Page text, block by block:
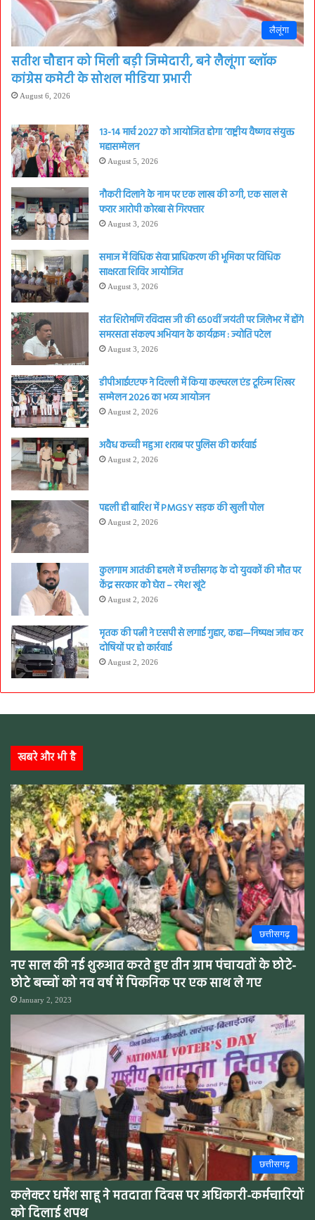
लैलूंगा
सतीश चौहान को मिली बड़ी जिम्मेदारी, बने लैलूंगा ब्लॉक
कांग्रेस कमेटी के सोशल मीडिया प्रभारी
August 6, 2026
13-14 मार्च 2027 को आयोजित होगा ‘राष्ट्रीय वैष्णव संयुक्त
महासम्मेलन
August 5, 2026
नौकरी दिलाने के नाम पर एक लाख की ठगी, एक साल से
फरार आरोपी कोरबा से गिरफ्तार
August 3, 2026
समाज में विधिक सेवा प्राधिकरण की भूमिका पर विधिक
साक्षरता शिविर आयोजित
August 3, 2026
संत शिरोमणि रविदास जी की 650वीं जयंती पर जिलेभर में होंगे
समरसता संकल्प अभियान के कार्यक्रम : ज्योति पटेल
August 3, 2026
डीपीआईएएफ ने दिल्ली में किया कल्चरल एंड टूरिज्म शिखर
सम्मेलन 2026 का भव्य आयोजन
August 2, 2026
अवैध कच्ची महुआ शराब पर पुलिस की कार्रवाई
August 2, 2026
पहली ही बारिश में PMGSY सड़क की खुली पोल
August 2, 2026
कुलगाम आतंकी हमले में छत्तीसगढ़ के दो युवकों की मौत पर
केंद्र सरकार को घेरा – रमेश खूंटे
August 2, 2026
मृतक की पत्नी ने एसपी से लगाई गुहार, कहा—निष्पक्ष जांच कर
दोषियों पर हो कार्रवाई
August 2, 2026
खबरे और भी है
छत्तीसगढ़
नए साल की नई शुरुआत करते हुए तीन ग्राम पंचायतों के छोटे-
छोटे बच्चों को नव वर्ष में पिकनिक पर एक साथ ले गए
January 2, 2023
छत्तीसगढ़
कलेक्टर धर्मेश साहू ने मतदाता दिवस पर अधिकारी-कर्मचारियों
को दिलाई शपथ